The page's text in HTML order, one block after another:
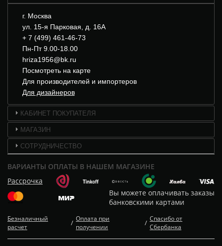
г. Москва
ул. 15-я Парковая, д. 16А
+ 7 (499) 461-46-73
Пн-Пт 9.00-18.00
hriza1956@bk.ru
Посмотреть на карте
Для производителей и импортеров
Для дизайнеров
КАБИНЕТ ПОКУПАТЕЛЯ
МАГАЗИН
СОТРУДНИЧЕСТВО
ВАРИАНТЫ ОПЛАТЫ В НАШЕМ МАГАЗИНЕ
Рассрочка
Вы можете оплачивать заказы
банковскими картами
Безналичный
расчет
/ Оплата при
получении
/ Спасибо от
Сбербанка